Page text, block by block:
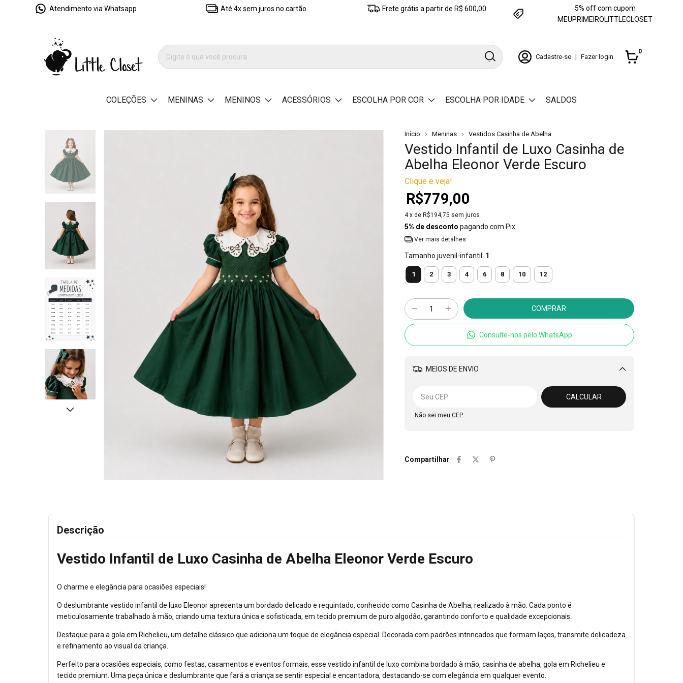
Atendimento via Whatsapp Até 4x sem juros no cartão Frete grátis a partir de R$ 600,00
5% off com cupom
MEUPRIMEIROLITTLECLOSET
Cadastre-se | Fazer login
0
COLEÇÕES MENINAS MENINOS ACESSÓRIOS ESCOLHA POR COR ESCOLHA POR IDADE SALDOS
Início Meninas Vestidos Casinha de Abelha
Vestido Infantil de Luxo Casinha de
Abelha Eleonor Verde Escuro
Clique e veja!
R$779,00
4 x de R$194,75 sem juros
5% de desconto pagando com Pix
Ver mais detalhes
Tamanho juvenil-infantil: 1
1 2 3 4 6 8 10 12
Consulte-nos pelo WhatsApp
MEIOS DE ENVIO
Alterar CEP
CALCULAR
Não sei meu CEP
Compartilhar
Descrição
Vestido Infantil de Luxo Casinha de Abelha Eleonor Verde Escuro
O charme e elegância para ocasiões especiais!
O deslumbrante vestido infantil de luxo Eleonor apresenta um bordado delicado e requintado, conhecido como Casinha de Abelha, realizado à mão. Cada ponto é
meticulosamente trabalhado à mão, criando uma textura única e sofisticada, em tecido premium de puro algodão, garantindo conforto e qualidade excepcionais.
Destaque para a gola em Richelieu, um detalhe clássico que adiciona um toque de elegância especial. Decorada com padrões intrincados que formam laços, transmite delicadeza
e refinamento ao visual da criança.
Perfeito para ocasiões especiais, como festas, casamentos e eventos formais, esse vestido infantil de luxo combina bordado à mão, casinha de abelha, gola em Richelieu e
tecido premium. Uma peça única e deslumbrante que fará a criança se sentir especial e encantadora, destacando-se com elegância em qualquer evento.